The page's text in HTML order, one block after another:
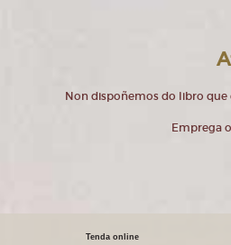
Non dispoñemos do libro que
Emprega
Tenda online